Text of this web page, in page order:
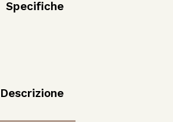
Specifiche
Descrizione